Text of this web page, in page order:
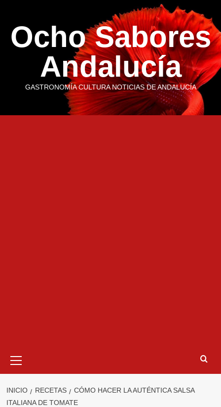
contenido
Ocho Sabores
Andalucía
GASTRONOMÍA CULTURA NOTICIAS DE ANDALUCÍA
primario
INICIO RECETAS
CÓMO HACER LA AUTÉNTICA SALSA
ITALIANA DE TOMATE